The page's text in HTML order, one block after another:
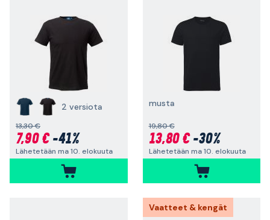
2 versiota
13,30 €
7,90 €-41%
Lähetetään ma 10. elokuuta
musta
19,80 €
13,80 €-30%
Lähetetään ma 10. elokuuta
Vaatteet & kengät